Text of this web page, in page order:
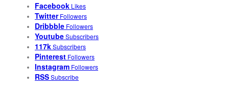
Facebook Likes
Twitter Followers
Dribbble Followers
YoutubeSubscribers
117kSubscribers
Pinterest Followers
Instagram Followers
RSSSubscribe